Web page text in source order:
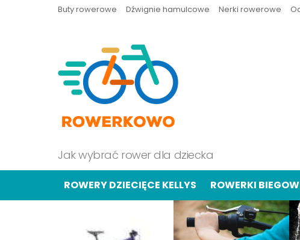
Buty rowerowe Dźwignie hamulcowe Nerki rowerowe
Jak wybrać rower dla dziecka
ROWERY DZIECIĘCE KELLYS ROWERKI